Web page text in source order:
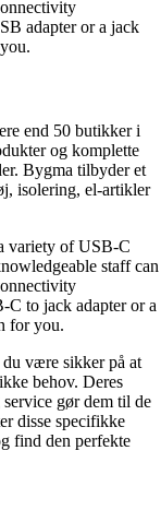
adapter or a jack
end 50 butikker i
og komplette
Bygma tilbyder et
isolering, el-artikler
variety of USB-C
staff can
C to jack adapter or a
for you.
være sikker på at
behov. Deres
gør dem til de
disse specifikke
find den perfekte